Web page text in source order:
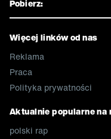
Pobierz:
Więcej linków od nas
Reklama
Praca
Polityka prywatności
Aktualnie popularne na
polski rap